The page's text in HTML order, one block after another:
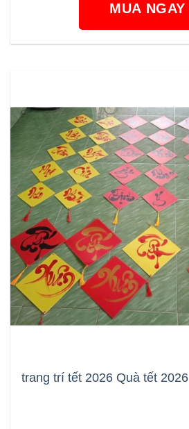
MUA NGAY
trang trí tết 2026 Quà tết 2026